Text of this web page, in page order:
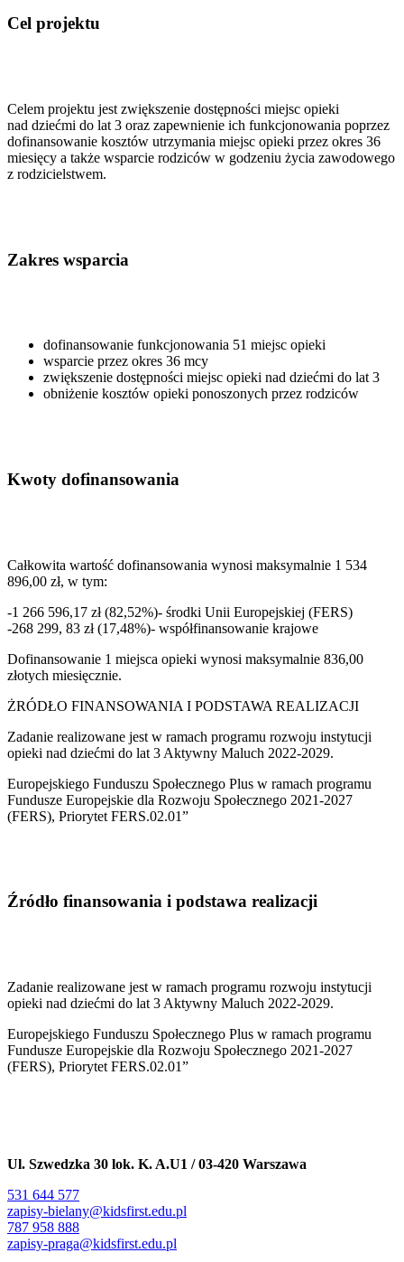
Cel projektu
Celem projektu jest zwiększenie dostępności miejsc opieki
nad dziećmi do lat 3 oraz zapewnienie ich funkcjonowania poprzez
dofinansowanie kosztów utrzymania miejsc opieki przez okres 36
miesięcy a także wsparcie rodziców w godzeniu życia zawodowego
z rodzicielstwem.
Zakres wsparcia
dofinansowanie funkcjonowania 51 miejsc opieki
wsparcie przez okres 36 mcy
zwiększenie dostępności miejsc opieki nad dziećmi do lat 3
obniżenie kosztów opieki ponoszonych przez rodziców
Kwoty dofinansowania
Całkowita wartość dofinansowania wynosi maksymalnie 1 534
896,00 zł, w tym:
-1 266 596,17 zł (82,52%)- środki Unii Europejskiej (FERS)
-268 299, 83 zł (17,48%)- współfinansowanie krajowe
Dofinansowanie 1 miejsca opieki wynosi maksymalnie 836,00
złotych miesięcznie.
ŻRÓDŁO FINANSOWANIA I PODSTAWA REALIZACJI
Zadanie realizowane jest w ramach programu rozwoju instytucji
opieki nad dziećmi do lat 3 Aktywny Maluch 2022-2029.
Europejskiego Funduszu Społecznego Plus w ramach programu
Fundusze Europejskie dla Rozwoju Społecznego 2021-2027
(FERS), Priorytet FERS.02.01”
Źródło finansowania i podstawa realizacji
Zadanie realizowane jest w ramach programu rozwoju instytucji
opieki nad dziećmi do lat 3 Aktywny Maluch 2022-2029.
Europejskiego Funduszu Społecznego Plus w ramach programu
Fundusze Europejskie dla Rozwoju Społecznego 2021-2027
(FERS), Priorytet FERS.02.01”
Ul. Szwedzka 30 lok. K. A.U1 /03-420 Warszawa
531 644 577
zapisy-bielany@kidsfirst.edu.pl
787 958 888
zapisy-praga@kidsfirst.edu.pl